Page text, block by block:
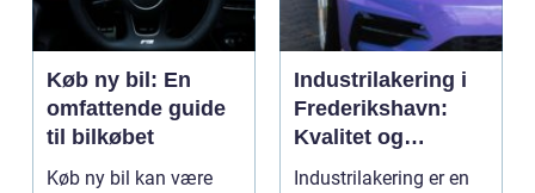
Køb ny bil: En
omfattende guide
til bilkøbet
Køb ny bil kan være
Industrilakering i
Frederikshavn:
Kvalitet og
Professionalisme
Industrilakering er en